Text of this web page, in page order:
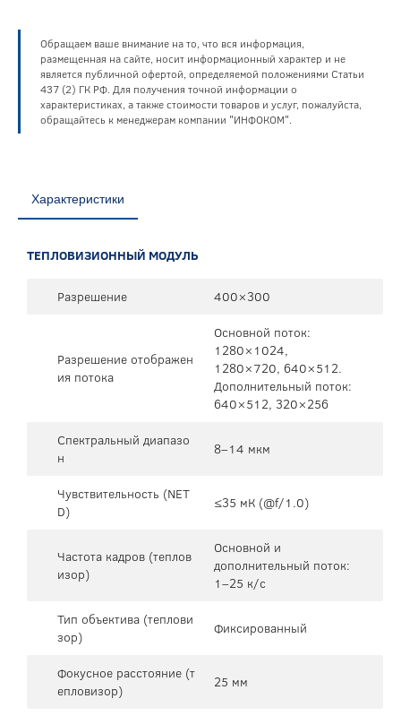
Обращаем ваше внимание на то, что вся информация,
размещенная на сайте, носит информационный характер и не
является публичной офертой, определяемой положениями Статьи
437 (2) ГК РФ. Для получения точной информации о
характеристиках, а также стоимости товаров и услуг, пожалуйста,
обращайтесь к менеджерам компании "ИНФОКОМ".
Характеристики
ТЕПЛОВИЗИОННЫЙ МОДУЛЬ
Разрешение 400×300
Разрешение отображен
ия потока
Основной поток:
1280×1024,
1280×720, 640×512.
Дополнительный поток:
640×512, 320×256
Спектральный диапазо
н
8–14 мкм
Чувствительность (NET
D)
≤35 мК (@f/1.0)
Частота кадров (теплов
изор)
Основной и
дополнительный поток:
1–25 к/с
Тип объектива (теплови
зор)
Фиксированный
Фокусное расстояние (т
епловизор)
25 мм